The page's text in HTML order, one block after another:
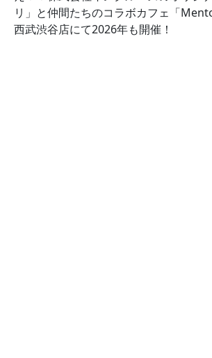
リ」と仲間たちのコラボカフェ「
西武渋谷店にて2026年も開催！